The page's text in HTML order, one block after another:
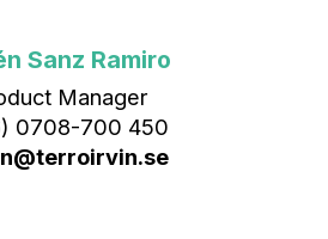
Sanz Ramiro
Manager
0708-700 450‬